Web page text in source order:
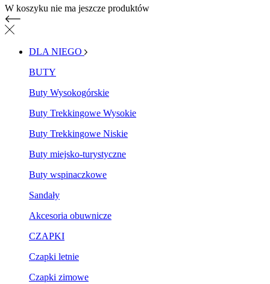
W koszyku nie ma jeszcze produktów
DLA NIEGO
BUTY
Buty Wysokogórskie
Buty Trekkingowe Wysokie
Buty Trekkingowe Niskie
Buty miejsko-turystyczne
Buty wspinaczkowe
Sandały
Akcesoria obuwnicze
CZAPKI
Czapki letnie
Czapki zimowe